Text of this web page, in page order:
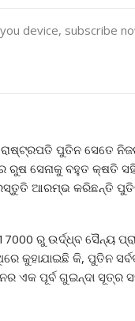
device, subscribe
ପୁତିନ ସେତେ
ରୁଷ ସେନାକୁ ବହୁତ କ୍ଷତି
ଆରମ୍ଭ କରିଛନ୍ତି
ରୁ ଉର୍ଦ୍ଧ୍ବ ସୈନ୍ୟ
କୁହାଯାଇଛି କି, ପୁତିନ
ଏକ ପୂର୍ବ ଗୁଇନ୍ଦା